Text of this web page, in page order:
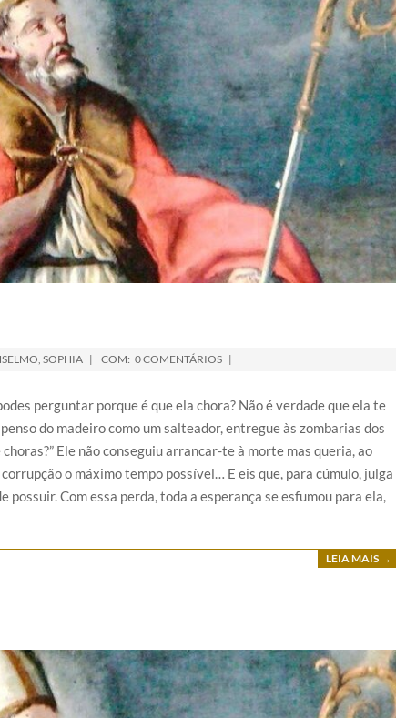
SOPHIA COM: 0 COMENTÁRIOS
perguntar porque é que ela chora? Não é verdade que ela te
do madeiro como um salteador, entregue às zombarias dos
Ele não conseguiu arrancar-te à morte mas queria, ao
o máximo tempo possível… E eis que, para cúmulo, julga
Com essa perda, toda a esperança se esfumou para ela,
LEIA MAIS →